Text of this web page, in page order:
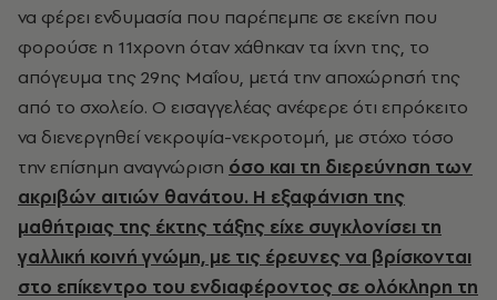
να φέρει ενδυμασία που παρέπεμπε σε εκείνη που
φορούσε η 11χρονη όταν χάθηκαν τα ίχνη της, το
απόγευμα της 29ης Μαΐου, μετά την αποχώρησή της
από το σχολείο. Ο εισαγγελέας ανέφερε ότι επρόκειτο
να διενεργηθεί νεκροψία-νεκροτομή, με στόχο τόσο
την επίσημη αναγνώριση όσο και τη διερεύνηση των
ακριβών αιτιών θανάτου. Η εξαφάνιση της
μαθήτριας της έκτης τάξης είχε συγκλονίσει τη
γαλλική κοινή γνώμη, με τις έρευνες να βρίσκονται
στο επίκεντρο του ενδιαφέροντος σε ολόκληρη τη